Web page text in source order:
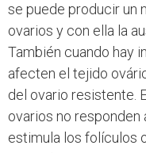
se puede producir un
ovarios y con ella la
También cuando hay
afecten el tejido
del ovario resistente.
ovarios no responden
estimula los folículos